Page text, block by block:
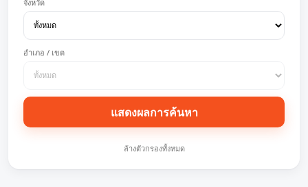
จังหวัด
อำเภอ / เขต
แสดงผลการค้นหา
ล้างตัวกรองทั้งหมด